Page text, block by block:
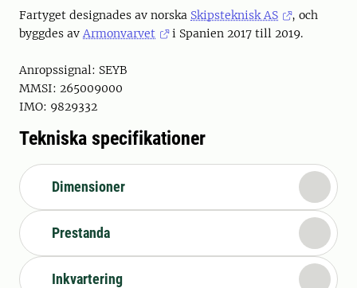
Fartyget designades av norska Skipsteknisk AS
, och
byggdes av Armonvarvet i Spanien 2017 till 2019.
Anropssignal: SEYB
MMSI: 265009000
IMO: 9829332
Tekniska specifikationer
Dimensioner
Prestanda
Inkvartering